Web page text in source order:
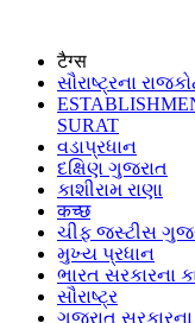
टैग्स
સૌરાષ્ટ્રના
SURAT
વડાપ્રધાન
દક્ષિણ ગુજરાત
કાશીરામ રાણા
कच्छ
ચીફ જસ્ટીસ
મુખ્ય પ્રધાન
ભારત સરકારના
સૌરાષ્ટ્ર
ગુજરાત સરકારના